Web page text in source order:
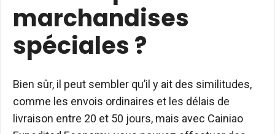
marchandises
spéciales ?
Bien sûr, il peut sembler qu’il y ait des similitudes,
comme les envois ordinaires et les délais de
livraison entre 20 et 50 jours, mais avec Cainiao